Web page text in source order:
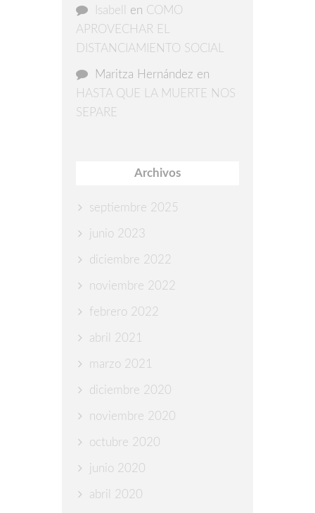
Isabell en COMO
APROVECHAR EL
DISTANCIAMIENTO SOCIAL
Maritza Hernández en
HASTA QUE LA MUERTE NOS
SEPARE
Archivos
septiembre 2025
junio 2023
diciembre 2022
noviembre 2022
febrero 2022
abril 2021
marzo 2021
diciembre 2020
noviembre 2020
octubre 2020
junio 2020
abril 2020